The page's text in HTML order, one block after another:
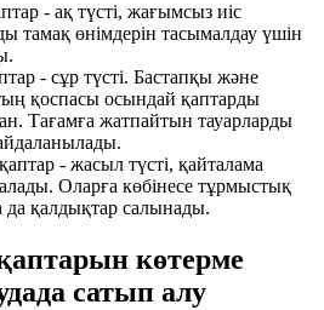
- ақ түсті, жағымсыз иіс
тамақ өнімдерін тасымалдау үшін
- сұр түсті. Бастапқы және
қоспасы осындай қаптарды
Тағамға жатпайтын тауарларды
- жасыл түсті, қайталама
Оларға көбінесе тұрмыстық
да қалдықтар салынады.
көтерме
сатып алу